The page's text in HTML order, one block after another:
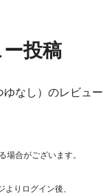
投稿
なし）のレビュー
場合がございます。
りログイン後、